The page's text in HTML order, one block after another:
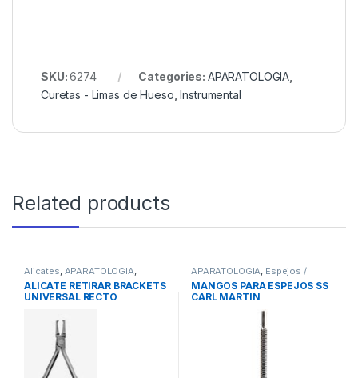
SKU:6274 Categories: APARATOLOGIA
Curetas - Limas de Hueso ,Instrumental
Related products
Alicates APARATOLOGIA
Instrumental
ALICATE RETIRAR BRACKETS
UNIVERSAL RECTO
APARATOLOGIA Espejos /
Instrumental
MANGOS PARA ESPEJOS SS
CARL MARTIN